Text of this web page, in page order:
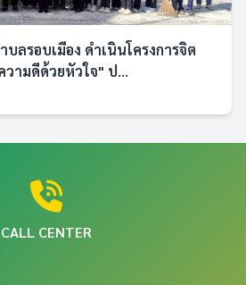
ลรอบเมือง ดำเนินโครงการจิต
ามดีด้วยหัวใจ" ป...
CALL CENTER